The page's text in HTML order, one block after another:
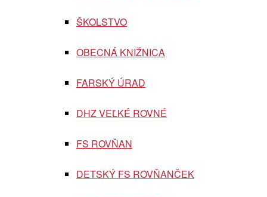
ŠKOLSTVO
OBECNÁ KNIŽNICA
FARSKÝ ÚRAD
DHZ VEĽKÉ ROVNÉ
FS ROVŇAN
DETSKÝ FS ROVŇANČEK